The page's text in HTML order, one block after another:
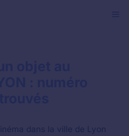
dans la ville de Lyon